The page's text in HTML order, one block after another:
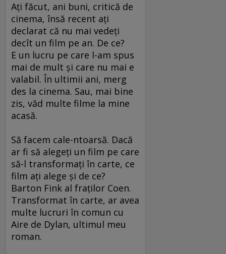
Aţi făcut, ani buni, critică de
cinema, însă recent aţi
declarat că nu mai vedeţi
decît un film pe an. De ce?
E un lucru pe care l-am spus
mai de mult şi care nu mai e
valabil. În ultimii ani, merg
des la cinema. Sau, mai bine
zis, văd multe filme la mine
acasă.
Să facem cale-ntoarsă. Dacă
ar fi să alegeţi un film pe care
să-l transformaţi în carte, ce
film aţi alege şi de ce?
Barton Fink al fraţilor Coen.
Transformat în carte, ar avea
multe lucruri în comun cu
Aire de Dylan, ultimul meu
roman.